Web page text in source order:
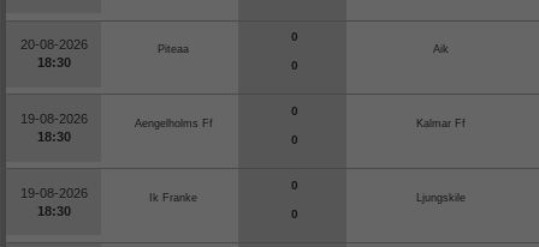
20-08-2026
18:30
Piteaa
0
0
Aik
19-08-2026
18:30
Aengelholms Ff
0
0
Kalmar Ff
19-08-2026
18:30
Ik Franke
0
0
Ljungskile